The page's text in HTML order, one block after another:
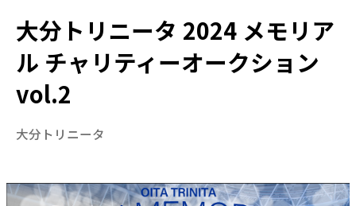
大分トリニータ 2024 メモリア
ル チャリティーオークション
vol.2
大分トリニータ